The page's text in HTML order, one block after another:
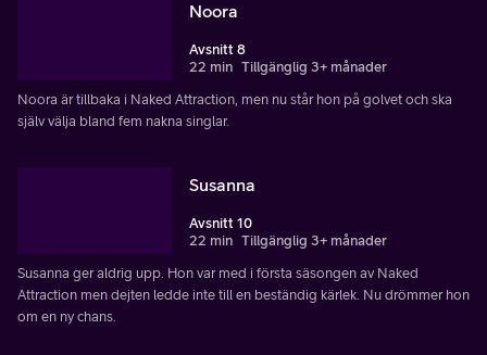
Noora
Avsnitt 8
22 min Tillgänglig 3+ månader
Noora är tillbaka i Naked Attraction, men nu står hon på golvet och ska
själv välja bland fem nakna singlar.
Susanna
Avsnitt 10
22 min Tillgänglig 3+ månader
Susanna ger aldrig upp. Hon var med i första säsongen av Naked
Attraction men dejten ledde inte till en beständig kärlek. Nu drömmer hon
om en ny chans.